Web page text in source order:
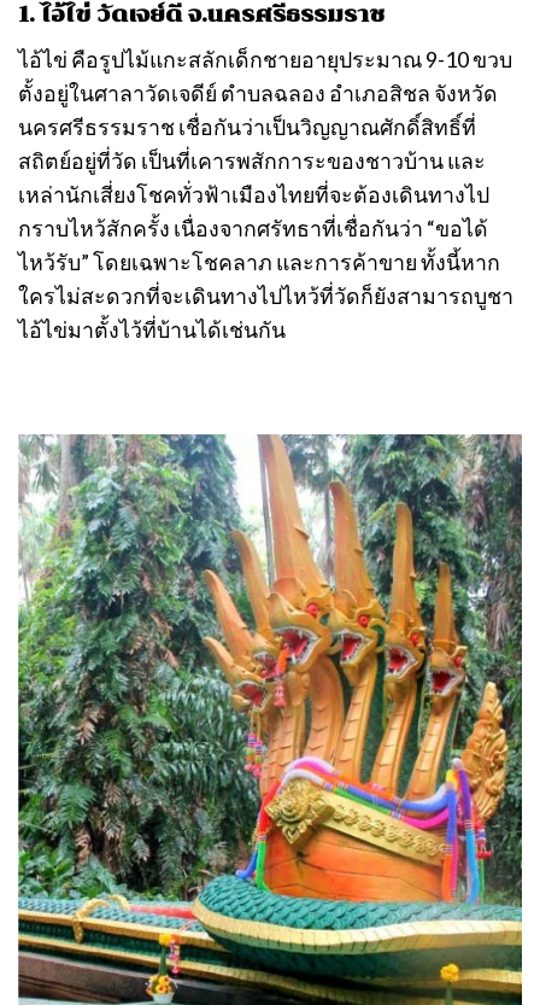
1. ไอ้ไข่ วัดเจย์ดี จ.นครศรีธรรมราช
ไอ้ไข่ คือรูปไม้แกะสลักเด็กชายอายุประมาณ 9-10 ขวบ
ตั้งอยู่ในศาลาวัดเจดีย์ ตำบลฉลอง อำเภอสิชล จังหวัด
นครศรีธรรมราช เชื่อกันว่าเป็นวิญญาณศักดิ์สิทธิ์ที่
สถิตย์อยู่ที่วัด เป็นที่เคารพสักการะของชาวบ้าน และ
เหล่านักเสี่ยงโชคทั่วฟ้าเมืองไทยที่จะต้องเดินทางไป
กราบไหว้สักครั้ง เนื่องจากศรัทธาที่เชื่อกันว่า “ขอได้
ไหว้รับ” โดยเฉพาะโชคลาภ และการค้าขาย ทั้งนี้หาก
ใครไม่สะดวกที่จะเดินทางไปไหว้ที่วัดก็ยังสามารถบูชา
ไอ้ไข่มาตั้งไว้ที่บ้านได้เช่นกัน